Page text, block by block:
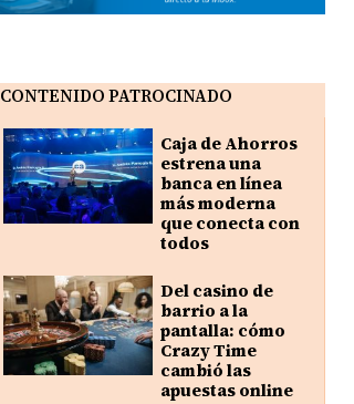
CONTENIDO PATROCINADO
Caja de Ahorros
estrena una
banca en línea
más moderna
que conecta con
todos
Del casino de
barrio a la
pantalla: cómo
Crazy Time
cambió las
apuestas online